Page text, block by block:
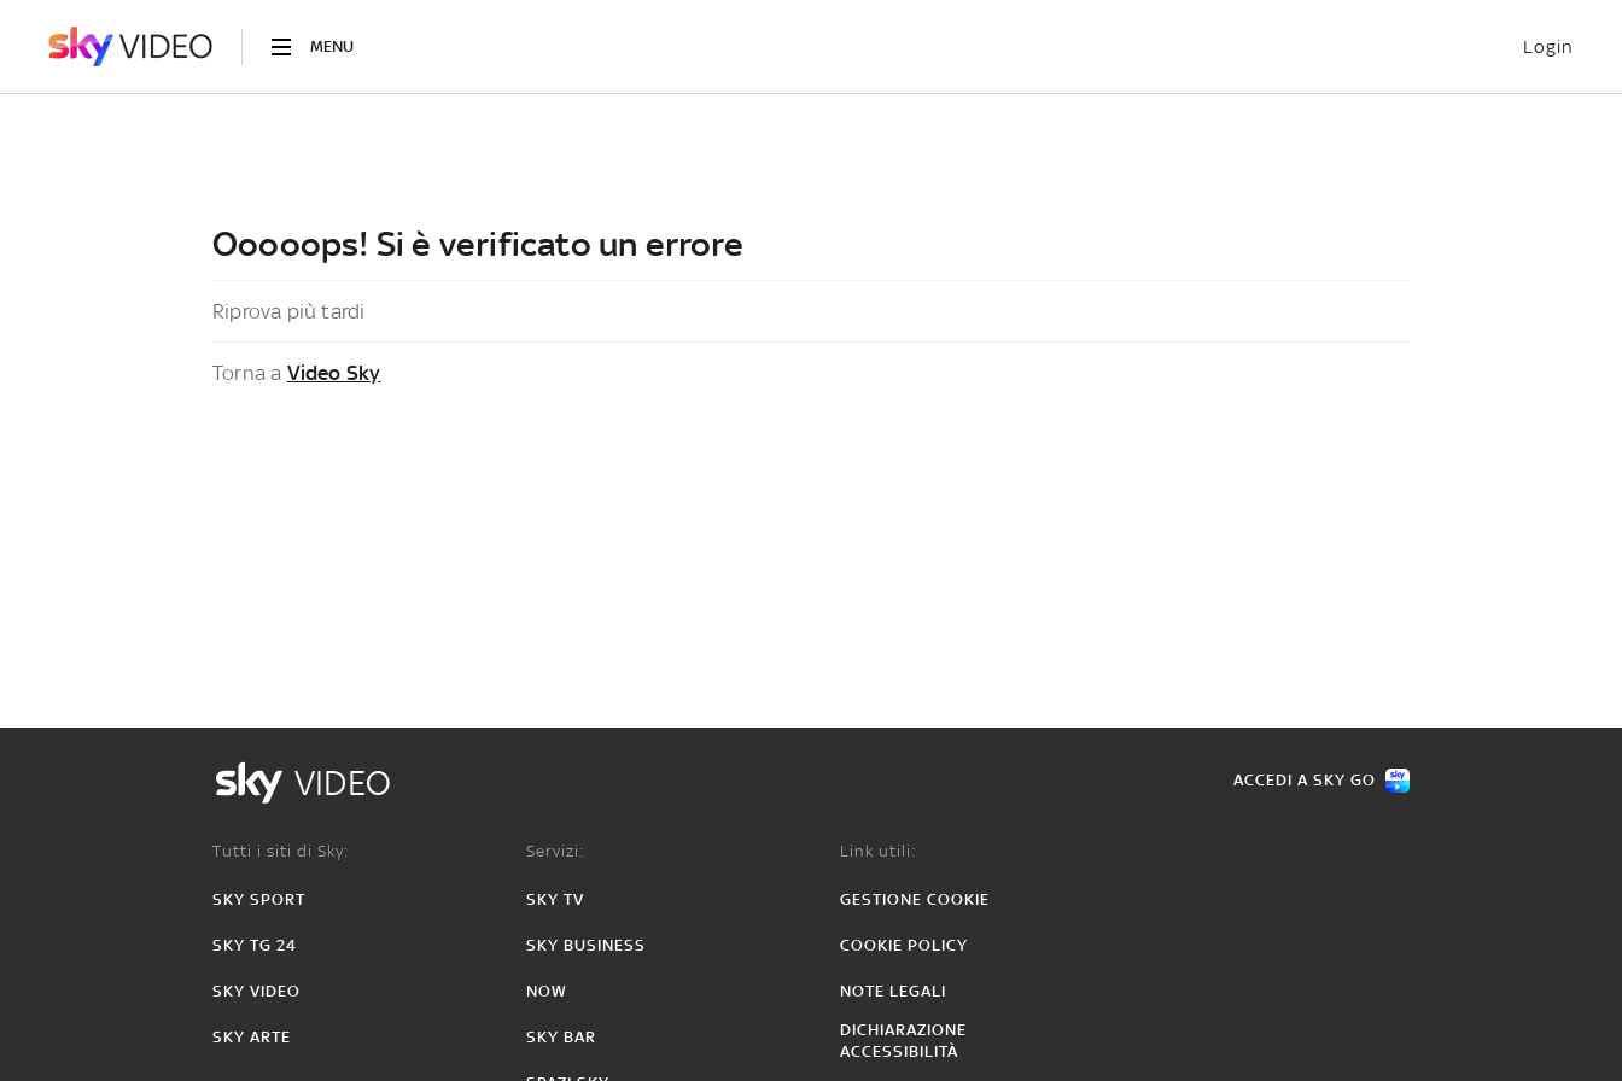
MENU Login
Ooooops! Si è verificato un errore
Riprova più tardi
Torna a Video Sky
VIDEO ACCEDI A SKY GO
Tutti i siti di Sky:
SKY SPORT
SKY TG 24
SKY VIDEO
SKY ARTE
Servizi:
SKY TV
SKY BUSINESS
NOW
SKY BAR
Link utili:
GESTIONE COOKIE
COOKIE POLICY
NOTE LEGALI
DICHIARAZIONE
ACCESSIBILITÀ